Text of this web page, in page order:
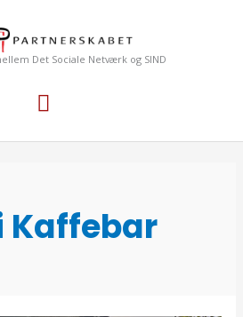
Det Sociale Netværk og SIND
Hovedmenu
Kaffebar